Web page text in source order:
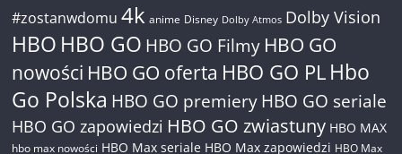
#zostanwdomu 4k anime Disney Dolby Atmos Dolby Vision
HBO HBO GO HBO GO Filmy HBO GO
nowości HBO GO oferta HBO GO PL Hbo
Go Polska HBO GO premiery HBO GO seriale
HBO GO zapowiedzi HBO GO zwiastuny HBO MAX
hbo max nowości HBO Max seriale HBO Max zapowiedzi HBO Max